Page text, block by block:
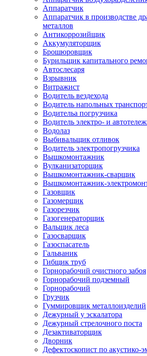
Аппаратчик
Аппаратчик в производстве
металлов
Антикоррозийщик
Аккумуляторщик
Брошюровщик
Бурильщик капитального
Автослесаря
Взрывник
Витражист
Водитель вездехода
Водитель напольных
Водительа погрузчика
Водитель электро- и
Водолаз
Выбивальщик отливок
Водитель электропогрузчика
Вышкомонтажник
Вулканизаторщик
Вышкомонтажник-сварщик
Вышкомонтажник-
Газовщик
Газомерщик
Газорезчик
Газогенераторщик
Вальщик леса
Газосварщик
Газоспасатель
Гальваник
Гибщик труб
Горнорабочий очистного забоя
Горнорабочий подземный
Горнорабочий
Грузчик
Гуммировщик металлоизделий
Дежурный у эскалатора
Дежурный стрелочного поста
Дезактиваторщик
Дворник
Дефектоскопист по акустико-